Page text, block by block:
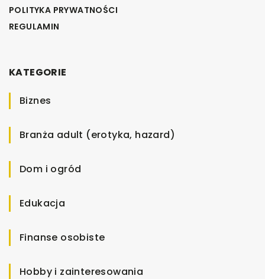
POLITYKA PRYWATNOŚCI
REGULAMIN
KATEGORIE
Biznes
Branża adult (erotyka, hazard)
Dom i ogród
Edukacja
Finanse osobiste
Hobby i zainteresowania